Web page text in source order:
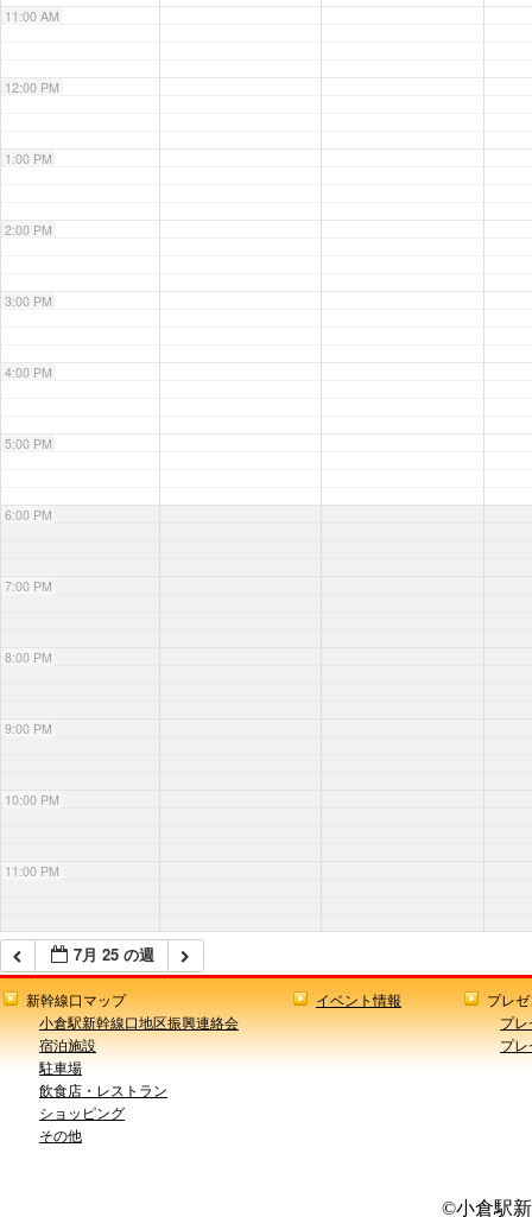
11:00 AM
12:00 PM
1:00 PM
2:00 PM
3:00 PM
4:00 PM
5:00 PM
6:00 PM
7:00 PM
8:00 PM
9:00 PM
10:00 PM
11:00 PM
7月 25 の週
新幹線口マップ
小倉駅新幹線口地区振興連絡会
宿泊施設
駐車場
飲食店・レストラン
ショッピング
その他
イベント情報
プレ
プレ
プレ
©小倉駅